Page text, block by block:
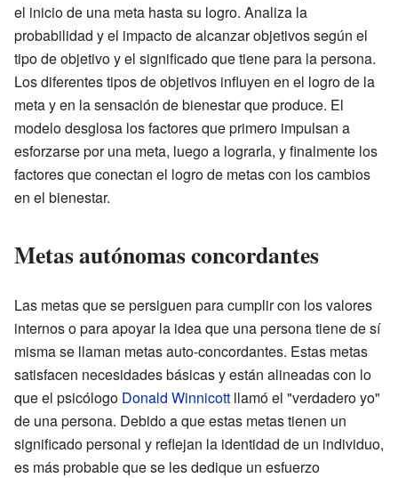
el inicio de una meta hasta su logro. Analiza la
probabilidad y el impacto de alcanzar objetivos según el
tipo de objetivo y el significado que tiene para la persona.
Los diferentes tipos de objetivos influyen en el logro de la
meta y en la sensación de bienestar que produce. El
modelo desglosa los factores que primero impulsan a
esforzarse por una meta, luego a lograrla, y finalmente los
factores que conectan el logro de metas con los cambios
en el bienestar.
Metas autónomas concordantes
Las metas que se persiguen para cumplir con los valores
internos o para apoyar la idea que una persona tiene de sí
misma se llaman metas auto-concordantes. Estas metas
satisfacen necesidades básicas y están alineadas con lo
que el psicólogo Donald Winnicott llamó el "verdadero yo"
de una persona. Debido a que estas metas tienen un
significado personal y reflejan la identidad de un individuo,
es más probable que se les dedique un esfuerzo